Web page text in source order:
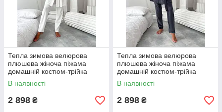
Тепла зимова велюрова
плюшева жіноча піжама
домашній костюм-трійка
білий
В наявності
2 898 ₴
Тепла зимова велюрова
плюшева жіноча піжама
домашній костюм-трійка
сірий
В наявності
2 898 ₴